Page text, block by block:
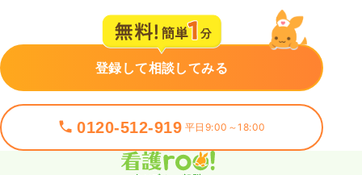
登録して相談してみる
0120-512-919 平日9:00～18:00